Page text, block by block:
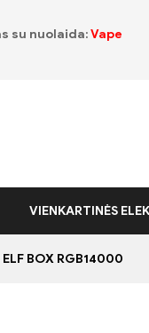
su nuolaida:Vape
VIENKARTINĖS
ELF BOX RGB14000